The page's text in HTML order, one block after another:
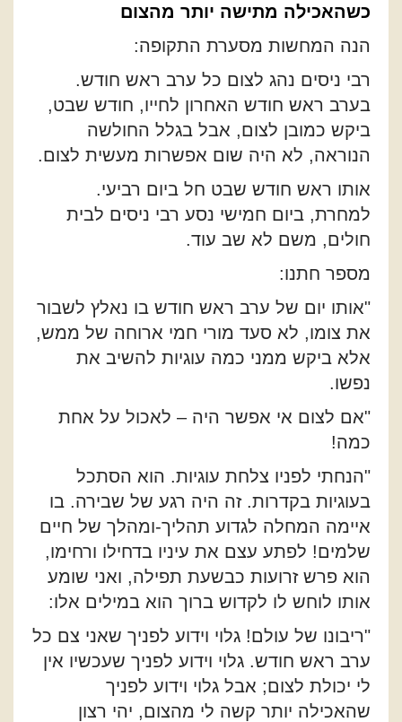
כשהאכילה מתישה יותר מהצום
הנה המחשות מסערת התקופה:
רבי ניסים נהג לצום כל ערב ראש חודש.
בערב ראש חודש האחרון לחייו, חודש שבט,
ביקש כמובן לצום, אבל בגלל החולשה
הנוראה, לא היה שום אפשרות מעשית לצום.
אותו ראש חודש שבט חל ביום רביעי.
למחרת, ביום חמישי נסע רבי ניסים לבית
חולים, משם לא שב עוד.
מספר חתנו:
"אותו יום של ערב ראש חודש בו נאלץ לשבור
את צומו, לא סעד מורי חמי ארוחה של ממש,
אלא ביקש ממני כמה עוגיות להשיב את
נפשו.
"אם לצום אי אפשר היה – לאכול על אחת
כמה!
"הנחתי לפניו צלחת עוגיות. הוא הסתכל
בעוגיות בקדרות. זה היה רגע של שבירה. בו
איימה המחלה לגדוע תהליך-ומהלך של חיים
שלמים! לפתע עצם את עיניו בדחילו ורחימו,
הוא פרש זרועות כבשעת תפילה, ואני שומע
אותו לוחש לו לקדוש ברוך הוא במילים אלו:
"ריבונו של עולם! גלוי וידוע לפניך שאני צם כל
ערב ראש חודש. גלוי וידוע לפניך שעכשיו אין
לי יכולת לצום; אבל גלוי וידוע לפניך
שהאכילה יותר קשה לי מהצום, יהי רצון